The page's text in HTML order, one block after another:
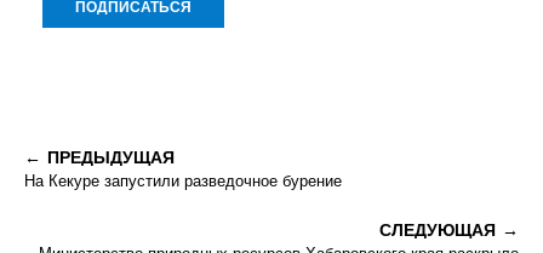
ПРЕДЫДУЩАЯ
На Кекуре запустили разведочное бурение
СЛЕДУЮЩАЯ